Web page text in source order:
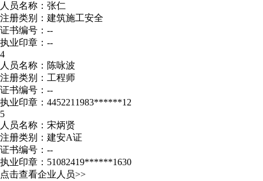
人员名称：张仁
注册类别：建筑施工安全
证书编号：--
执业印章：--
4
人员名称：陈咏波
注册类别：工程师
证书编号：--
执业印章：4452211983******12
5
人员名称：宋炳贤
注册类别：建安A证
证书编号：--
执业印章：51082419******1630
点击查看企业人员>>